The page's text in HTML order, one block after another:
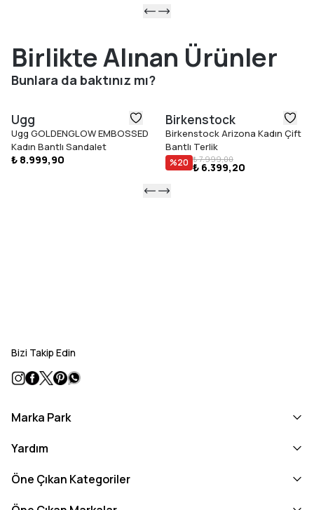
Birlikte Alınan Ürünler
Bunlara da baktınız mı?
Ugg
Ugg GOLDENGLOW EMBOSSED
Kadın Bantlı Sandalet
₺ 8.999,90
Birkenstock
Birkenstock Arizona Kadın Çift
Bantlı Terlik
%20 ₺ 7.999,00
₺ 6.399,20
Bizi Takip Edin
Marka Park
Yardım
Öne Çıkan Kategoriler